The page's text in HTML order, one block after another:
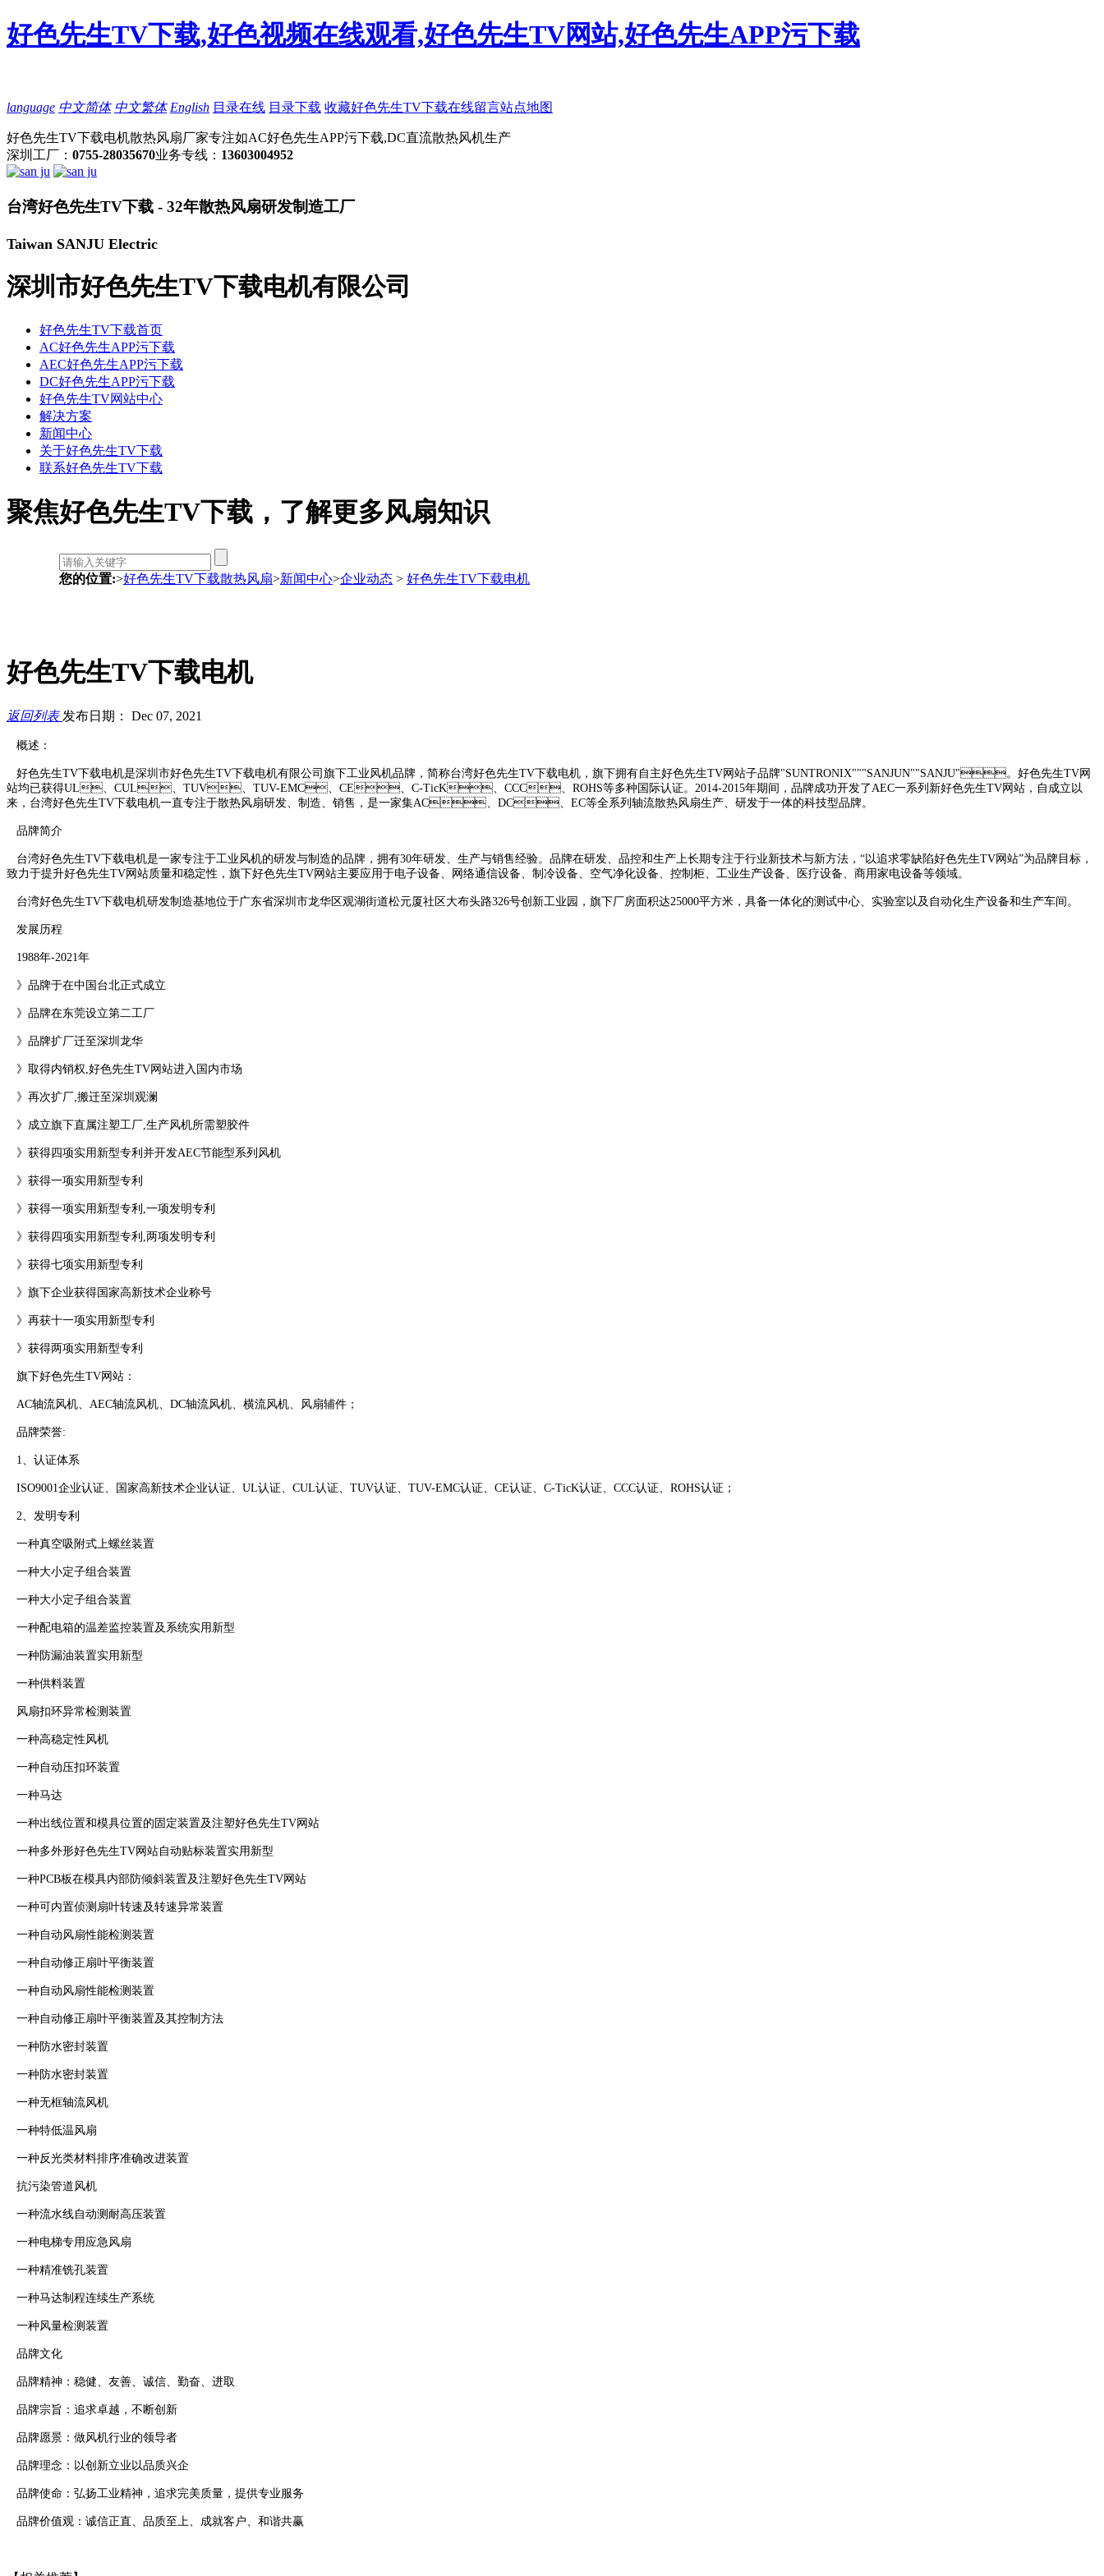
好色先生TV下载,好色视频在线观看,好色先生TV网站,好色先生APP污下载
language 中文简体 中文繁体 English 目录在线 目录下载 收藏好色先生TV下载在线留言站点地图
好色先生TV下载电机散热风扇厂家专注如AC好色先生APP污下载,DC直流散热风机生产
深圳工厂： 0755-28035670业务专线： 13603004952
台湾好色先生TV下载 - 32年散热风扇研发制造工厂
Taiwan SANJU Electric
深圳市好色先生TV下载电机有限公司
好色先生TV下载首页
AC好色先生APP污下载
AEC好色先生APP污下载
DC好色先生APP污下载
好色先生TV网站中心
解决方案
新闻中心
关于好色先生TV下载
联系好色先生TV下载
聚焦好色先生TV下载，了解更多风扇知识
您的位置:>好色先生TV下载散热风扇>新闻中心>企业动态 > 好色先生TV下载电机
好色先生TV下载电机
返回列表 发布日期： Dec 07, 2021
概述：
好色先生TV下载电机是深圳市好色先生TV下载电机有限公司旗下工业风机品牌，简称台湾好色先生TV下载电机，旗下拥有自主好色先生TV网站子品牌"SUNTRONIX"""SANJUN""SANJU"。好色先生TV网
站均已获得UL、CUL、TUV、TUV-EMC、CE、C-TicK、CCC、ROHS等多种国际认证。2014-2015年期间，品牌成功开发了AEC一系列新好色先生TV网站，自成立以
来，台湾好色先生TV下载电机一直专注于散热风扇研发、制造、销售，是一家集AC、DC、EC等全系列轴流散热风扇生产、研发于一体的科技型品牌。
品牌简介
台湾好色先生TV下载电机是一家专注于工业风机的研发与制造的品牌，拥有30年研发、生产与销售经验。品牌在研发、品控和生产上长期专注于行业新技术与新方法，“以追求零缺陷好色先生TV网站”为品牌目标，
致力于提升好色先生TV网站质量和稳定性，旗下好色先生TV网站主要应用于电子设备、网络通信设备、制冷设备、空气净化设备、控制柜、工业生产设备、医疗设备、商用家电设备等领域。
台湾好色先生TV下载电机研发制造基地位于广东省深圳市龙华区观湖街道松元厦社区大布头路326号创新工业园，旗下厂房面积达25000平方米，具备一体化的测试中心、实验室以及自动化生产设备和生产车间。
发展历程
1988年-2021年
》品牌于在中国台北正式成立
》品牌在东莞设立第二工厂
》品牌扩厂迁至深圳龙华
》取得内销权,好色先生TV网站进入国内市场
》再次扩厂,搬迁至深圳观澜
》成立旗下直属注塑工厂,生产风机所需塑胶件
》获得四项实用新型专利并开发AEC节能型系列风机
》获得一项实用新型专利
》获得一项实用新型专利,一项发明专利
》获得四项实用新型专利,两项发明专利
》获得七项实用新型专利
》旗下企业获得国家高新技术企业称号
》再获十一项实用新型专利
》获得两项实用新型专利
旗下好色先生TV网站：
AC轴流风机、AEC轴流风机、DC轴流风机、横流风机、风扇辅件；
品牌荣誉:
1、认证体系
ISO9001企业认证、国家高新技术企业认证、UL认证、CUL认证、TUV认证、TUV-EMC认证、CE认证、C-TicK认证、CCC认证、ROHS认证；
2、发明专利
一种真空吸附式上螺丝装置
一种大小定子组合装置
一种大小定子组合装置
一种配电箱的温差监控装置及系统实用新型
一种防漏油装置实用新型
一种供料装置
风扇扣环异常检测装置
一种高稳定性风机
一种自动压扣环装置
一种马达
一种出线位置和模具位置的固定装置及注塑好色先生TV网站
一种多外形好色先生TV网站自动贴标装置实用新型
一种PCB板在模具内部防倾斜装置及注塑好色先生TV网站
一种可内置侦测扇叶转速及转速异常装置
一种自动风扇性能检测装置
一种自动修正扇叶平衡装置
一种自动风扇性能检测装置
一种自动修正扇叶平衡装置及其控制方法
一种防水密封装置
一种防水密封装置
一种无框轴流风机
一种特低温风扇
一种反光类材料排序准确改进装置
抗污染管道风机
一种流水线自动测耐高压装置
一种电梯专用应急风扇
一种精准铣孔装置
一种马达制程连续生产系统
一种风量检测装置
品牌文化
品牌精神：稳健、友善、诚信、勤奋、进取
品牌宗旨：追求卓越，不断创新
品牌愿景：做风机行业的领导者
品牌理念：以创新立业以品质兴企
品牌使命：弘扬工业精神，追求完美质量，提供专业服务
品牌价值观：诚信正直、品质至上、成就客户、和谐共赢